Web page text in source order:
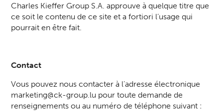
Charles Kieffer Group S.A. approuve à quelque titre que
ce soit le contenu de ce site et a fortiori l’usage qui
pourrait en être fait.
Contact
Vous pouvez nous contacter à l’adresse électronique
marketing@ck-group.lu pour toute demande de
renseignements ou au numéro de téléphone suivant :